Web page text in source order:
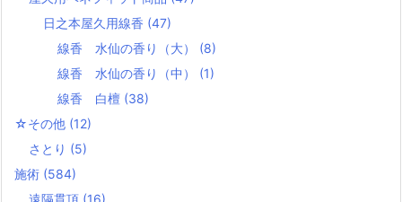
日之本屋久用線香 (47)
線香 水仙の香り（大） (8)
線香 水仙の香り（中） (1)
線香 白檀 (38)
☆その他 (12)
さとり (5)
施術 (584)